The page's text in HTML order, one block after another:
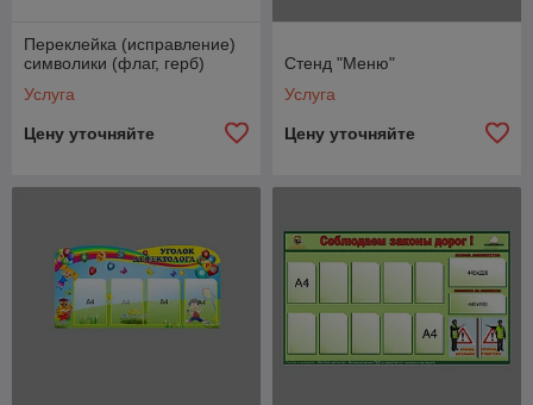
Переклейка (исправление)
символики (флаг, герб)
Услуга
Цену уточняйте
Стенд "Меню"
Услуга
Цену уточняйте